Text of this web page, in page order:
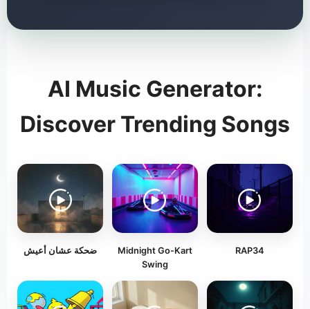
AI Music Generator:
Discover Trending Songs
ضحكة عشان أعيش
Midnight Go-Kart
Swing
RAP34